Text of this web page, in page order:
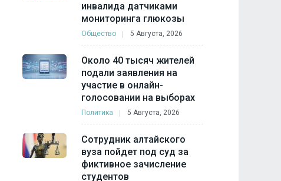
инвалида датчиками
мониторинга глюкозы
Общество 5 Августа, 2026
Около 40 тысяч жителей
подали заявления на
участие в онлайн-
голосовании на выборах
Политика 5 Августа, 2026
Сотрудник алтайского
вуза пойдет под суд за
фиктивное зачисление
студентов